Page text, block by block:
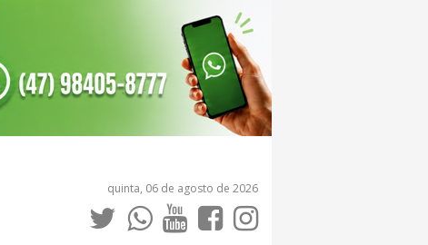
quinta, 06 de agosto de 2026